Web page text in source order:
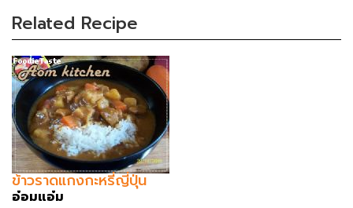
Related Recipe
ข้าวราดแกงกะหรี่ญี่ปุ่น
อ๋อมแอ๋ม